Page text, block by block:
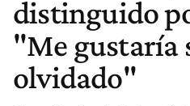
distinguido
"Me gustaría
olvidado"